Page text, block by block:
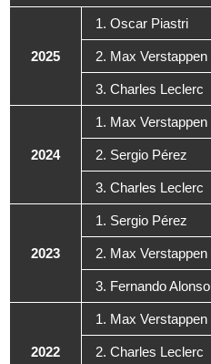
2025
1. Oscar Piastri
2. Max Verstappen
3. Charles Leclerc
2024
1. Max Verstappen
2. Sergio Pérez
3. Charles Leclerc
2023
1. Sergio Pérez
2. Max Verstappen
3. Fernando Alonso
2022
1. Max Verstappen
2. Charles Leclerc